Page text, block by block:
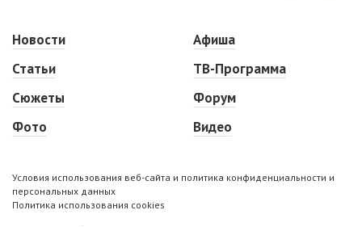
Новости
Статьи
Сюжеты
Фото
Афиша
ТВ-Программа
Форум
Видео
Условия использования веб-сайта и политика конфиденциальности и
персональных данных
Политика использования cookies